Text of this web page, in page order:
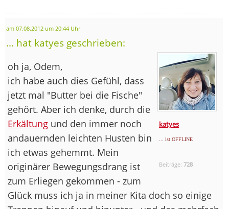
am 07.08.2012 um 20:44 Uhr
... hat katyes geschrieben:
katyes
... ist OFFLINE
Beiträge:728
oh ja, Odem,
ich habe auch dies Gefühl, dass
jetzt mal "Butter bei die Fische"
gehört. Aber ich denke, durch die
Erkältung und den immer noch
andauernden leichten Husten bin
ich etwas gehemmt. Mein
originärer Bewegungsdrang ist
zum Erliegen gekommen - zum
Glück muss ich ja in meiner Kita doch so einige